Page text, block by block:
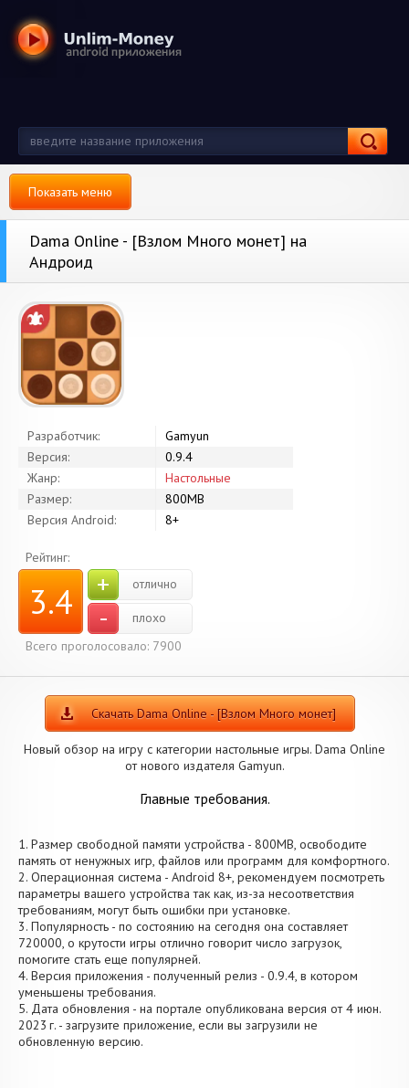
Показать меню
Dama Online - [Взлом Много монет] на
Андроид
Разработчик:
Gamyun
Версия:
0.9.4
Жанр:
Настольные
Размер:
800MB
Версия Android:
8+
Рейтинг:
3.4 + отлично
-
плохо
Всего проголосовало: 7900
Скачать Dama Online - [Взлом Много монет]
Новый обзор на игру с категории настольные игры. Dama Online
от нового издателя Gamyun.
Главные требования.
1. Размер свободной памяти устройства - 800MB, освободите
память от ненужных игр, файлов или программ для комфортного.
2. Операционная система - Android 8+, рекомендуем посмотреть
параметры вашего устройства так как, из-за несоответствия
требованиям, могут быть ошибки при установке.
3. Популярность - по состоянию на сегодня она составляет
720000, о крутости игры отлично говорит число загрузок,
помогите стать еще популярней.
4. Версия приложения - полученный релиз - 0.9.4, в котором
уменьшены требования.
5. Дата обновления - на портале опубликована версия от 4 июн.
2023 г. - загрузите приложение, если вы загрузили не
обновленную версию.